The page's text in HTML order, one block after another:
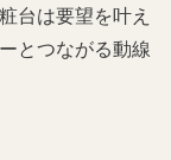
台は要望を叶え
とつながる動線